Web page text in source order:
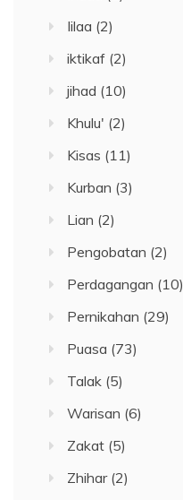
Iilaa (2)
iktikaf (2)
jihad (10)
Khulu' (2)
Kisas (11)
Kurban (3)
Lian (2)
Pengobatan (2)
Perdagangan (10)
Pernikahan (29)
Puasa (73)
Talak (5)
Warisan (6)
Zakat (5)
Zhihar(2)